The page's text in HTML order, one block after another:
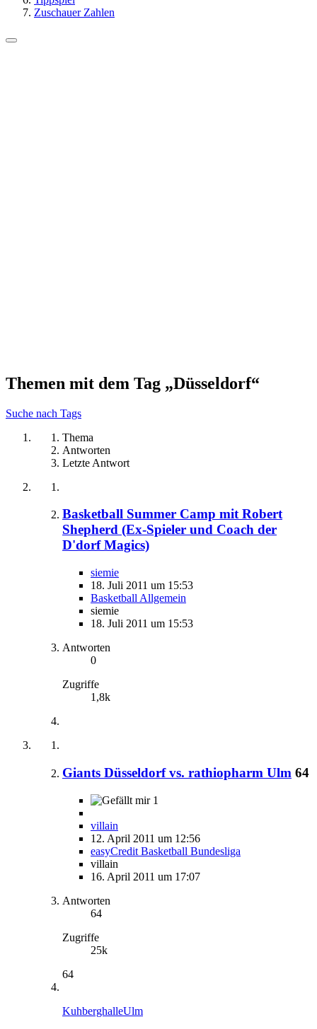
Zuschauer Zahlen
Themen mit dem Tag „Düsseldorf“
Suche nach Tags
Thema
Antworten
Letzte Antwort
Basketball Summer Camp mit Robert
Shepherd (Ex-Spieler und Coach der
D'dorf Magics)
siemie
18. Juli 2011 um 15:53
Basketball Allgemein
siemie
18. Juli 2011 um 15:53
Antworten
0
Zugriffe
1,8k
Giants Düsseldorf vs. rathiopharm Ulm 64
1
villain
12. April 2011 um 12:56
easyCredit Basketball Bundesliga
villain
16. April 2011 um 17:07
Antworten
64
Zugriffe
25k
64
KuhberghalleUlm